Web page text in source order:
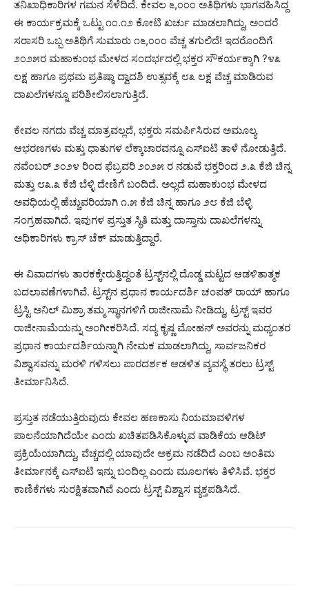
ತನಿಖಾಧಿಕಾರಿಗಳ ಗಮನ ಸೆಳೆದಿದೆ. ಕೇವಲ ೬,೦೦೦ ಅತಿಥಿಗಳು ಭಾಗವಹಿಸಿದ್ದ
ಈ ಕಾರ್ಯಕ್ರಮಕ್ಕೆ ಒಟ್ಟು ೧೦.೧೨ ಕೋಟಿ ಖರ್ಚು ಮಾಡಲಾಗಿದ್ದು, ಅಂದರೆ
ಸರಾಸರಿ ಒಬ್ಬ ಅತಿಥಿಗೆ ಸುಮಾರು ೧೬,೦೦೦ ವೆಚ್ಚ ತಗುಲಿದೆ! ಇದರೊಂದಿಗೆ
೨೦೨೫ರ ಮಹಾಕುಂಭ ಮೇಳದ ಸಂದರ್ಭದಲ್ಲಿ ಭಕ್ತರ ಸೌಕರ್ಯಕ್ಕಾಗಿ ?೪೩
ಲಕ್ಷ ಹಾಗೂ ಪ್ರಥಮ ಪ್ರತಿಷ್ಠಾ ದ್ವಾದಶಿ ಉತ್ಸವಕ್ಕೆ ೮೩ ಲಕ್ಷ ವೆಚ್ಚ ಮಾಡಿರುವ
ದಾಖಲೆಗಳನ್ನೂ ಪರಿಶೀಲಿಸಲಾಗುತ್ತಿದೆ.
ಕೇವಲ ನಗದು ವೆಚ್ಚ ಮಾತ್ರವಲ್ಲದೆ, ಭಕ್ತರು ಸಮರ್ಪಿಸಿರುವ ಅಮೂಲ್ಯ
ಆಭರಣಗಳು ಮತ್ತು ಧಾತುಗಳ ಲೆಕ್ಕಾಚಾರವನ್ನೂ ಎಸ್‌ಐಟಿ ತಾಳೆ ನೋಡುತ್ತಿದೆ.
ನವೆಂಬರ್ ೨೦೨೪ ರಿಂದ ಫೆಬ್ರವರಿ ೨೦೨೫ ರ ನಡುವೆ ಭಕ್ತರಿಂದ ೨.೩ ಕೆಜಿ ಚಿನ್ನ
ಮತ್ತು ೮೩.೩ ಕೆಜಿ ಬೆಳ್ಳಿ ದೇಣಿಗೆ ಬಂದಿದೆ. ಅಲ್ಲದೆ ಮಹಾಕುಂಭ ಮೇಳದ
ಅವಧಿಯಲ್ಲಿ ಹೆಚ್ಚುವರಿಯಾಗಿ ೧.೫ ಕೆಜಿ ಚಿನ್ನ ಹಾಗೂ ೨೮ ಕೆಜಿ ಬೆಳ್ಳಿ
ಸಂಗ್ರಹವಾಗಿದೆ. ಇವುಗಳ ಪ್ರಸ್ತುತ ಸ್ಥಿತಿ ಮತ್ತು ದಾಸ್ತಾನು ದಾಖಲೆಗಳನ್ನು
ಅಧಿಕಾರಿಗಳು ಕ್ರಾಸ್ ಚೆಕ್ ಮಾಡುತ್ತಿದ್ದಾರೆ.
ಈ ವಿವಾದಗಳು ತಾರಕಕ್ಕೇರುತ್ತಿದ್ದಂತೆ ಟ್ರಸ್ಟ್‌ನಲ್ಲಿ ದೊಡ್ಡ ಮಟ್ಟದ ಆಡಳಿತಾತ್ಮಕ
ಬದಲಾವಣೆಗಳಾಗಿವೆ. ಟ್ರಸ್ಟ್‌ನ ಪ್ರಧಾನ ಕಾರ್ಯದರ್ಶಿ ಚಂಪತ್ ರಾಯ್ ಹಾಗೂ
ಟ್ರಸ್ಟಿ ಅನಿಲ್ ಮಿಶ್ರಾ ತಮ್ಮ ಸ್ಥಾನಗಳಿಗೆ ರಾಜೀನಾಮೆ ನೀಡಿದ್ದು, ಟ್ರಸ್ಟ್ ಇವರ
ರಾಜೀನಾಮೆಯನ್ನು ಅಂಗೀಕರಿಸಿದೆ. ಸದ್ಯ ಕೃಷ್ಣ ಮೋಹನ್ ಅವರನ್ನು ಮಧ್ಯಂತರ
ಪ್ರಧಾನ ಕಾರ್ಯದರ್ಶಿಯನ್ನಾಗಿ ನೇಮಕ ಮಾಡಲಾಗಿದ್ದು, ಸಾರ್ವಜನಿಕರ
ವಿಶ್ವಾಸವನ್ನು ಮರಳಿ ಗಳಿಸಲು ಪಾರದರ್ಶಕ ಆಡಳಿತ ವ್ಯವಸ್ಥೆ ತರಲು ಟ್ರಸ್ಟ್
ತೀರ್ಮಾನಿಸಿದೆ.
ಪ್ರಸ್ತುತ ನಡೆಯುತ್ತಿರುವುದು ಕೇವಲ ಹಣಕಾಸು ನಿಯಮಾವಳಿಗಳ
ಪಾಲನೆಯಾಗಿದೆಯೇ ಎಂದು ಖಚಿತಪಡಿಸಿಕೊಳ್ಳುವ ವಾಡಿಕೆಯ ಆಡಿಟ್
ಪ್ರಕ್ರಿಯೆಯಾಗಿದ್ದು, ವೆಚ್ಚದಲ್ಲಿ ಯಾವುದೇ ಅಕ್ರಮ ನಡೆದಿದೆ ಎಂಬ ಅಂತಿಮ
ತೀರ್ಮಾನಕ್ಕೆ ಎಸ್‌ಐಟಿ ಇನ್ನು ಬಂದಿಲ್ಲ ಎಂದು ಮೂಲಗಳು ತಿಳಿಸಿವೆ. ಭಕ್ತರ
ಕಾಣಿಕೆಗಳು ಸುರಕ್ಷಿತವಾಗಿವೆ ಎಂದು ಟ್ರಸ್ಟ್ ವಿಶ್ವಾಸ ವ್ಯಕ್ತಪಡಿಸಿದೆ.